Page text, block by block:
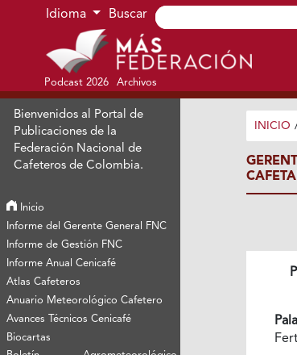
Ir al menú de navegación principal
Ir al contenido principal
Ir al pie de página del sitio
Idioma Buscar
Podcast 2026 Archivos
Bienvenidos al Portal de
Publicaciones de la
Federación Nacional de
Cafeteros de Colombia.
Inicio
Informe del Gerente General FNC
Informe de Gestión FNC
Informe Anual Cenicafé
Atlas Cafeteros
Anuario Meteorológico Cafetero
Avances Técnicos Cenicafé
Biocartas
INICIO